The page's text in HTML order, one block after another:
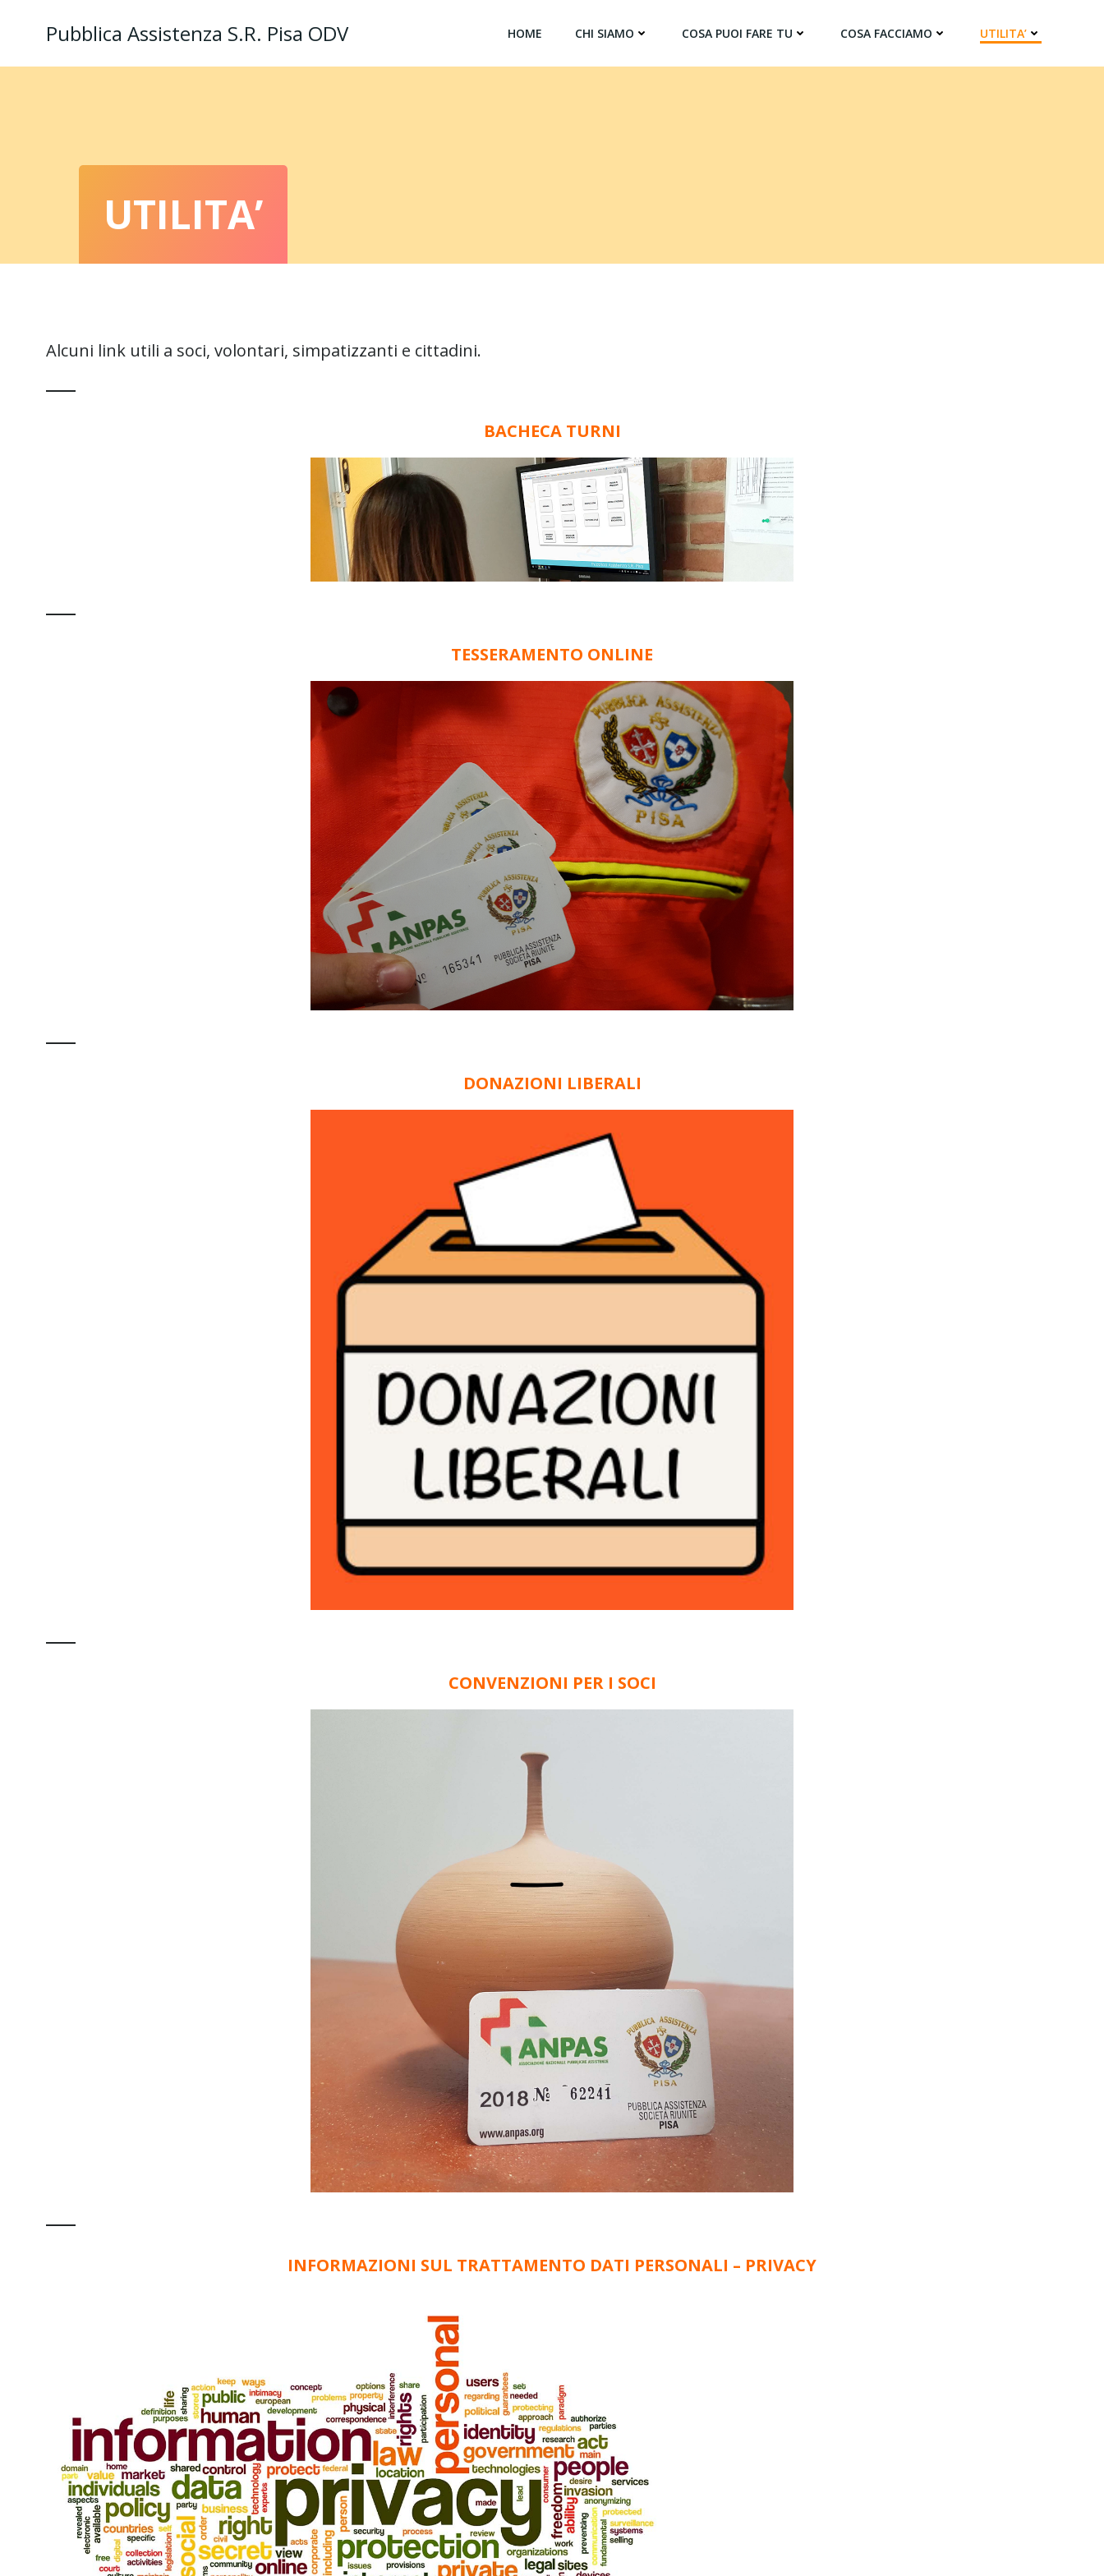
Pubblica Assistenza S.R. Pisa ODV HOME CHI SIAMO COSA PUOI FARE TU COSA FACCIAMO UTILITA’
UTILITA’
Alcuni link utili a soci, volontari, simpatizzanti e cittadini.
BACHECA TURNI
TESSERAMENTO ONLINE
DONAZIONI LIBERALI
CONVENZIONI PER I SOCI
INFORMAZIONI SUL TRATTAMENTO DATI PERSONALI – PRIVACY